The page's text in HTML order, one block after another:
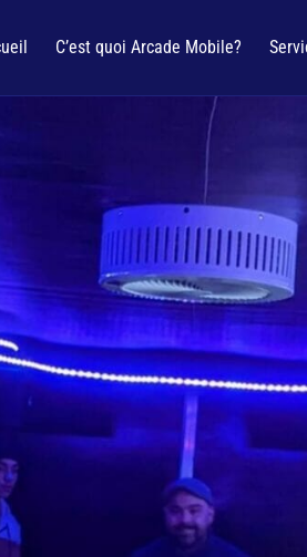
C’est quoi Arcade Mobile?